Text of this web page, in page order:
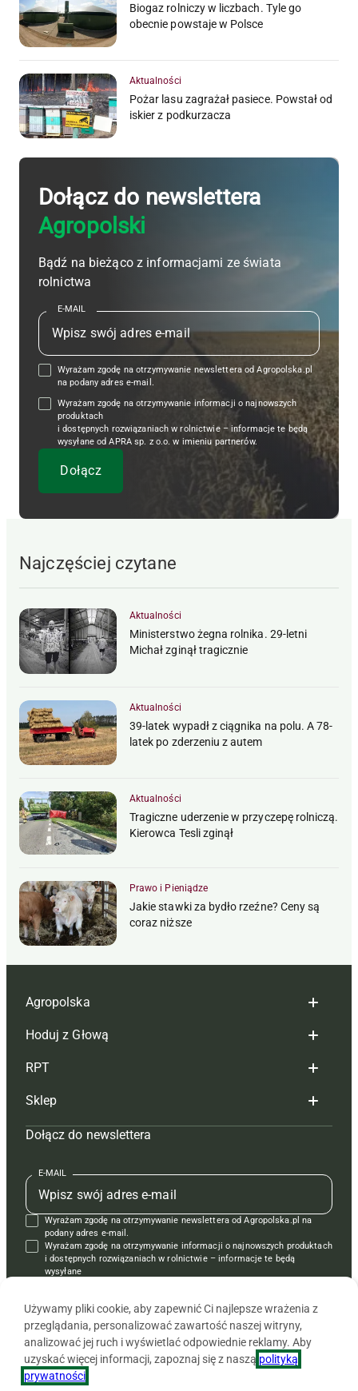
Biogaz rolniczy w liczbach. Tyle go
obecnie powstaje w Polsce
Aktualności
Pożar lasu zagrażał pasiece. Powstał od
iskier z podkurzacza
Dołącz do newslettera
Agropolski
Bądź na bieżąco z informacjami ze świata
rolnictwa
E-MAIL
Wyrażam zgodę na otrzymywanie newslettera od Agropolska.pl
na podany adres e-mail.
Wyrażam zgodę na otrzymywanie informacji o najnowszych
produktach
i dostępnych rozwiązaniach w rolnictwie – informacje te będą
wysyłane od APRA sp. z o.o. w imieniu partnerów.
Najczęściej czytane
Aktualności
Ministerstwo żegna rolnika. 29-letni
Michał zginął tragicznie
Aktualności
39-latek wypadł z ciągnika na polu. A 78-
latek po zderzeniu z autem
Aktualności
Tragiczne uderzenie w przyczepę rolniczą.
Kierowca Tesli zginął
Prawo i Pieniądze
Jakie stawki za bydło rzeźne? Ceny są
coraz niższe
Agropolska
Redakcja
Reklama
Tagi
Mapa serwisu
Kontakt
Regulamin
Polityka prywatności
Hoduj z Głową
Hoduj z głową bydło
Hoduj z głową świnie
Prenumerata
Redakcja
Kontakt
Reklama
RPT
Redakcja
Prenumerata
Reklama
Kontakt
Krzyżówki
Sklep
Czasopisma i prenumerata
Książki
Regulamin
Dołącz do newslettera
E-MAIL
Wyrażam zgodę na otrzymywanie newslettera od Agropolska.pl na
podany adres e-mail.
Wyrażam zgodę na otrzymywanie informacji o najnowszych produktach
i dostępnych rozwiązaniach w rolnictwie – informacje te będą
wysyłane
Używamy pliki cookie, aby zapewnić Ci najlepsze wrażenia z
przeglądania, personalizować zawartość naszej witryny,
analizować jej ruch i wyświetlać odpowiednie reklamy. Aby
uzyskać więcej informacji, zapoznaj się z naszą polityką
prywatności